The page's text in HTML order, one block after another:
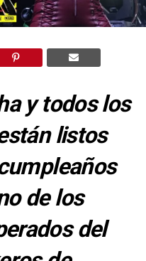
y todos los
listos
de los
del